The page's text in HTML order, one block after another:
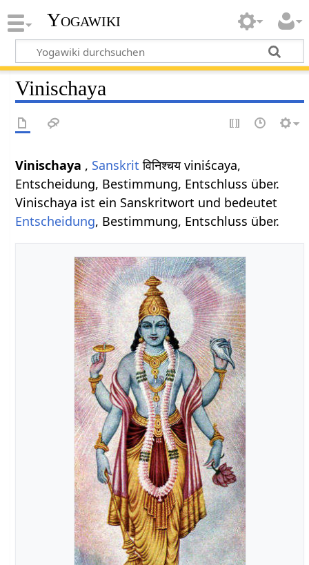
Yogawiki
Vinischaya
Vinischaya , Sanskrit विनिश्चय viniścaya,
Entscheidung, Bestimmung, Entschluss über.
Vinischaya ist ein Sanskritwort und bedeutet
Entscheidung, Bestimmung, Entschluss über.